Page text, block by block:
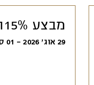
מבצע 15%הנחה
29 אוג׳ 2026 - 01 ספט׳ 2026